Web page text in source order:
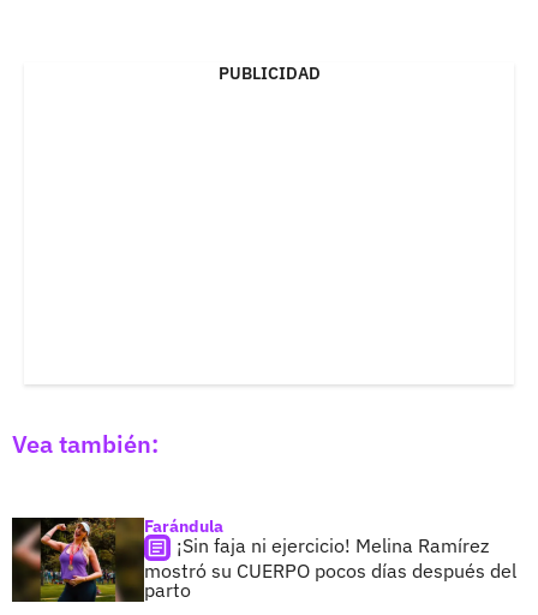
PUBLICIDAD
Vea también:
Farándula
¡Sin faja ni ejercicio! Melina Ramírez
mostró su CUERPO pocos días después del
parto